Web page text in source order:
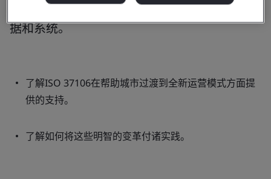
持续的方式管理整个城市的治理、服务、数
据和系统。
了解ISO 37106在帮助城市过渡到全新运营模式方面提
供的支持。
了解如何将这些明智的变革付诸实践。